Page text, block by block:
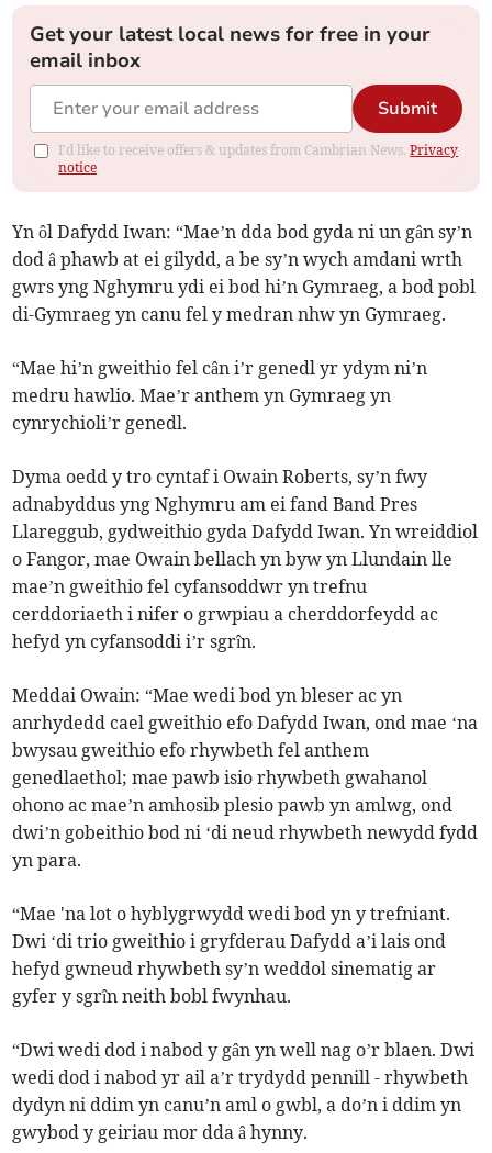
Get your latest local news for free in your
email inbox
Submit
I'd like to receive offers & updates from Cambrian News.Privacy
notice
Yn ôl Dafydd Iwan: “Mae’n dda bod gyda ni un gân sy’n
dod â phawb at ei gilydd, a be sy’n wych amdani wrth
gwrs yng Nghymru ydi ei bod hi’n Gymraeg, a bod pobl
di-Gymraeg yn canu fel y medran nhw yn Gymraeg.
“Mae hi’n gweithio fel cân i’r genedl yr ydym ni’n
medru hawlio. Mae’r anthem yn Gymraeg yn
cynrychioli’r genedl.
Dyma oedd y tro cyntaf i Owain Roberts, sy’n fwy
adnabyddus yng Nghymru am ei fand Band Pres
Llareggub, gydweithio gyda Dafydd Iwan. Yn wreiddiol
o Fangor, mae Owain bellach yn byw yn Llundain lle
mae’n gweithio fel cyfansoddwr yn trefnu
cerddoriaeth i nifer o grwpiau a cherddorfeydd ac
hefyd yn cyfansoddi i’r sgrîn.
Meddai Owain: “Mae wedi bod yn bleser ac yn
anrhydedd cael gweithio efo Dafydd Iwan, ond mae ‘na
bwysau gweithio efo rhywbeth fel anthem
genedlaethol; mae pawb isio rhywbeth gwahanol
ohono ac mae’n amhosib plesio pawb yn amlwg, ond
dwi’n gobeithio bod ni ‘di neud rhywbeth newydd fydd
yn para.
“Mae 'na lot o hyblygrwydd wedi bod yn y trefniant.
Dwi ‘di trio gweithio i gryfderau Dafydd a’i lais ond
hefyd gwneud rhywbeth sy’n weddol sinematig ar
gyfer y sgrîn neith bobl fwynhau.
“Dwi wedi dod i nabod y gân yn well nag o’r blaen. Dwi
wedi dod i nabod yr ail a’r trydydd pennill - rhywbeth
dydyn ni ddim yn canu’n aml o gwbl, a do’n i ddim yn
gwybod y geiriau mor dda â hynny.